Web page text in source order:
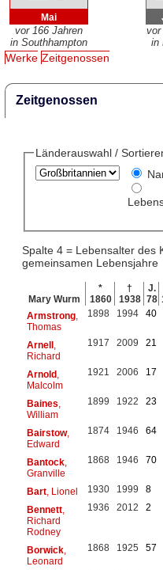
Mai
vor 166 Jahren
in Southhampton
vor
in
Werke Zeitgenossen
Zeitgenossen
Länderauswahl /
Spalte 4 = Lebensalter des
gemeinsamen Lebensjahre
Mary Wurm
*
1860
†
1938
J.
78
Armstrong,
Thomas
1898 1994 40
Arnell,
Richard
1917 2009 21
Arnold,
Malcolm
1921 2006 17
Baines
William
1899 1922 23
Bairstow,
Edward
1874 1946 64
Bantock,
Granville
1868 1946 70
Bart, Lionel 1930 1999
8
Bennett,
Richard
Rodney
1936 2012 2
Borwick,
Leonard
1868 1925 57